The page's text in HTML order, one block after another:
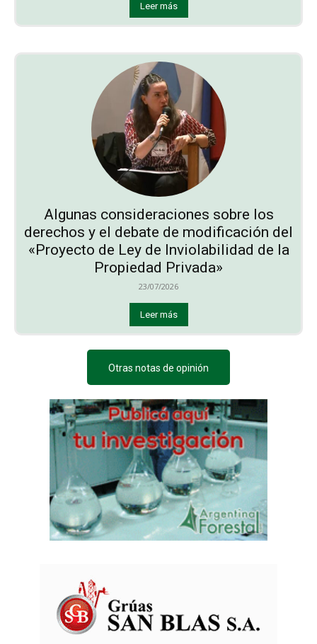
Leer más
Algunas consideraciones sobre los
derechos y el debate de modificación del
«Proyecto de Ley de Inviolabilidad de la
Propiedad Privada»
23/07/2026
Leer más
Otras notas de opinión